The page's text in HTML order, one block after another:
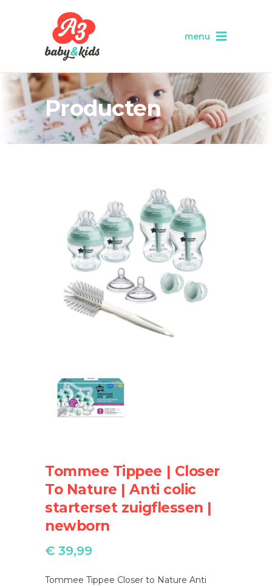
menu
Producten
Tommee Tippee | Closer
To Nature | Anti colic
starterset zuigflessen |
newborn
€ 39,99
Tommee Tippee Closer to Nature Anti